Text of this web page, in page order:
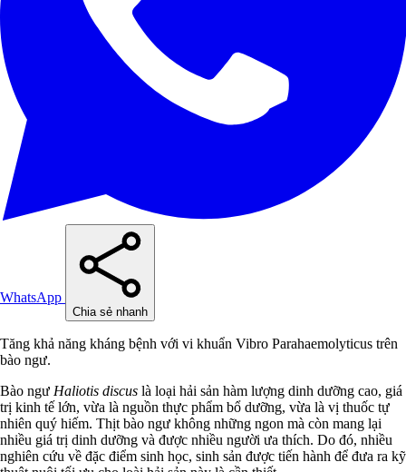
WhatsApp
Chia sẻ nhanh
Tăng khả năng kháng bệnh với vi khuẩn Vibro Parahaemolyticus trên
bào ngư.
Bào ngư Haliotis discus là loại hải sản hàm lượng dinh dưỡng cao, giá
trị kinh tế lớn, vừa là nguồn thực phẩm bổ dưỡng, vừa là vị thuốc tự
nhiên quý hiếm. Thịt bào ngư không những ngon mà còn mang lại
nhiều giá trị dinh dưỡng và được nhiều người ưa thích. Do đó, nhiều
nghiên cứu về đặc điểm sinh học, sinh sản được tiến hành để đưa ra kỹ